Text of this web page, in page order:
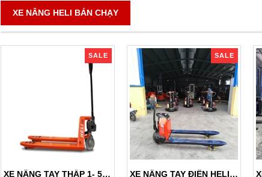
XE NÂNG HELI BÁN CHẠY
SALE
XE NÂNG TAY THẤP 1- 5 TẤN. PHÂN LOẠI VÀ BÁO GIÁ 24/7
SALE
XE NÂNG TAY ĐIỆN HELI CBD20J-LI3 PIN LITHIUM, ĐI BỘ LÁI